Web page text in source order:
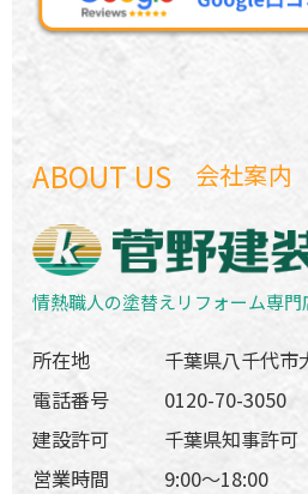
ABOUT US 会社案内
情熱職人の塗替えリフォーム専門
所在地
千葉県八千代市
電話番号
0120-70-3050
建設許可
千葉県知事許可
営業時間
9:00〜18:00